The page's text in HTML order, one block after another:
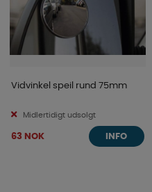
Vidvinkel speil rund 75mm
Midlertidigt udsolgt
63 NOK INFO